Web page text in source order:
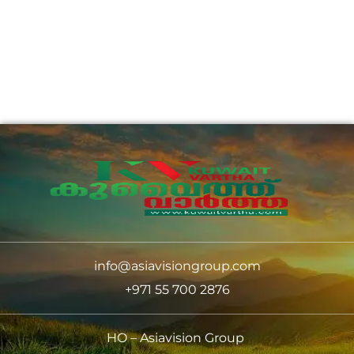
info@asiavisiongroup.com
+971 55 700 2876
HO – Asiavision Group